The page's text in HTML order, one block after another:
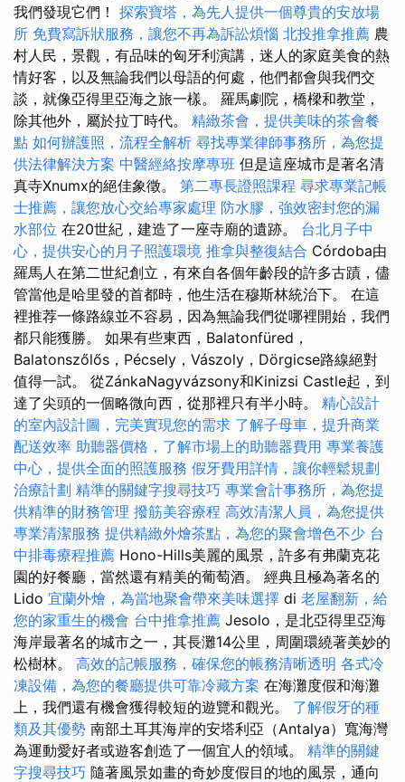
我們發現它們！ 探索寶塔，為先人提供一個尊貴的安放場
所 免費寫訴狀服務，讓您不再為訴訟煩惱 北投推拿推薦 農
村人民，景觀，有品味的匈牙利演講，迷人的家庭美食的熱
情好客，以及無論我們以母語的何處，他們都會與我們交
談，就像亞得里亞海之旅一樣。 羅馬劇院，橋樑和教堂，
除其他外，屬於拉丁時代。 精緻茶會，提供美味的茶會餐
點 如何辦護照，流程全解析 尋找專業律師事務所，為您提
供法律解決方案 中醫經絡按摩專班 但是這座城市是著名清
真寺Xnumx的絕佳象徵。 第二專長證照課程 尋求專業記帳
士推薦，讓您放心交給專家處理 防水膠，強效密封您的漏
水部位 在20世紀，建造了一座寺廟的遺跡。 台北月子中
心，提供安心的月子照護環境 推拿與整復結合 Córdoba由
羅馬人在第二世紀創立，有來自各個年齡段的許多古蹟，儘
管當他是哈里發的首都時，他生活在穆斯林統治下。 在這
裡推荐一條路線並不容易，因為無論我們從哪裡開始，我們
都只能獲勝。 如果有些東西，Balatonfüred，
Balatonszőlős，Pécsely，Vászoly，Dörgicse路線絕對
值得一試。 從ZánkaNagyvázsony和Kinizsi Castle起，到
達了尖頭的一個略微向西，從那裡只有半小時。 精心設計
的室內設計圖，完美實現您的需求 了解子母車，提升商業
配送效率 助聽器價格，了解市場上的助聽器費用 專業養護
中心，提供全面的照護服務 假牙費用詳情，讓你輕鬆規劃
治療計劃 精準的關鍵字搜尋技巧 專業會計事務所，為您提
供精準的財務管理 撥筋美容療程 高效清潔人員，為您提供
專業清潔服務 提供精緻外燴茶點，為您的聚會增色不少 台
中排毒療程推薦 Hono-Hills美麗的風景，許多有弗蘭克花
園的好餐廳，當然還有精美的葡萄酒。 經典且極為著名的
Lido 宜蘭外燴，為當地聚會帶來美味選擇 di 老屋翻新，給
您的家重生的機會 台中推拿推薦 Jesolo，是北亞得里亞海
海岸最著名的城市之一，其長灘14公里，周圍環繞著美妙的
松樹林。 高效的記帳服務，確保您的帳務清晰透明 各式冷
凍設備，為您的餐廳提供可靠冷藏方案 在海灘度假和海灘
上，我們還有機會獲得較短的遊覽和觀光。 了解假牙的種
類及其優勢 南部土耳其海岸的安塔利亞（Antalya）寬海灣
為運動愛好者或遊客創造了一個宜人的領域。 精準的關鍵
字搜尋技巧 隨著風景如畫的奇妙度假目的地的風景，通向